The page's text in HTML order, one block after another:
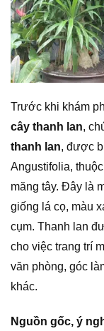
Trước khi khám
cây thanh lan,
thanh lan, được
Angustifolia,
măng tây. Đây là
giống lá cọ, màu
cụm. Thanh lan
cho việc trang trí
văn phòng, góc
khác.
Nguồn gốc, ý